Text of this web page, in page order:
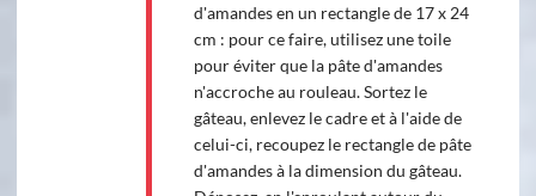
d'amandes en un rectangle de 17 x 24
cm : pour ce faire, utilisez une toile
pour éviter que la pâte d'amandes
n'accroche au rouleau. Sortez le
gâteau, enlevez le cadre et à l'aide de
celui-ci, recoupez le rectangle de pâte
d'amandes à la dimension du gâteau.